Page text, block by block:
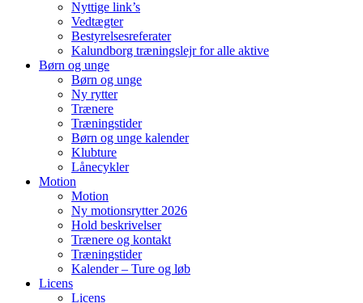
Nyttige link’s
Vedtægter
Bestyrelsesreferater
Kalundborg træningslejr for alle aktive
Børn og unge
Børn og unge
Ny rytter
Trænere
Træningstider
Børn og unge kalender
Klubture
Lånecykler
Motion
Motion
Ny motionsrytter 2026
Hold beskrivelser
Trænere og kontakt
Træningstider
Kalender – Ture og løb
Licens
Licens